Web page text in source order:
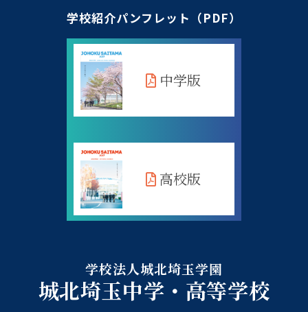
学校法人城北埼玉学園
城北埼玉中学・高等学校
学校紹介パンフレット（PDF）
中学版
高校版